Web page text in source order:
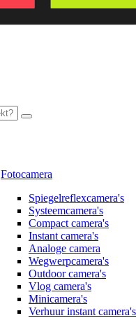
Fotocamera
Spiegelreflexcamera's
Systeemcamera's
Compact camera's
Instant camera's
Analoge camera
Wegwerpcamera's
Outdoor camera's
Vlog camera's
Minicamera's
Verhuur instant camera's